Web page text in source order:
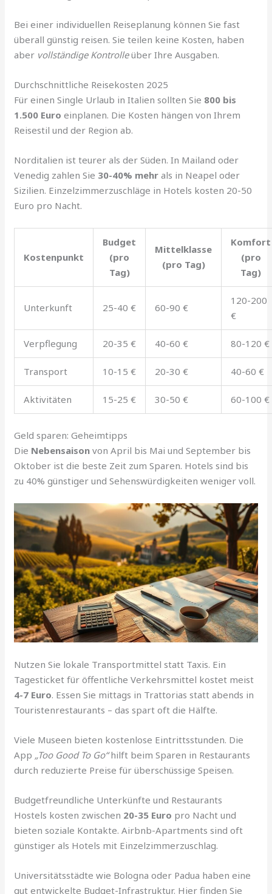
Bei einer individuellen Reiseplanung können Sie fast
überall günstig reisen. Sie teilen keine Kosten, haben
aber vollständige Kontrolleüber Ihre Ausgaben.
Durchschnittliche Reisekosten 2025
Für einen Single Urlaub in Italien sollten Sie 800 bis
1.500 Euro einplanen. Die Kosten hängen von Ihrem
Reisestil und der Region ab.
Norditalien ist teurer als der Süden. In Mailand oder
Venedig zahlen Sie 30-40% mehr als in Neapel oder
Sizilien. Einzelzimmerzuschläge in Hotels kosten 20-50
Euro pro Nacht.
Kostenpunkt
Budget
(pro
Tag)
Mittelklasse
(pro Tag)
Komfort
(pro
Tag)
Unterkunft 25-40 € 60-90 €
120-200
€
Verpflegung 20-35 € 40-60 € 80-120 €
Transport 10-15 € 20-30 € 40-60 €
Aktivitäten 15-25 € 30-50 € 60-100 €
Geld sparen: Geheimtipps
Die Nebensaison von April bis Mai und September bis
Oktober ist die beste Zeit zum Sparen. Hotels sind bis
zu 40% günstiger und Sehenswürdigkeiten weniger voll.
Nutzen Sie lokale Transportmittel statt Taxis. Ein
Tagesticket für öffentliche Verkehrsmittel kostet meist
4-7 Euro. Essen Sie mittags in Trattorias statt abends in
Touristenrestaurants – das spart oft die Hälfte.
Viele Museen bieten kostenlose Eintrittsstunden. Die
App „Too Good To Go“hilft beim Sparen in Restaurants
durch reduzierte Preise für überschüssige Speisen.
Budgetfreundliche Unterkünfte und Restaurants
Hostels kosten zwischen 20-35 Euro pro Nacht und
bieten soziale Kontakte. Airbnb-Apartments sind oft
günstiger als Hotels mit Einzelzimmerzuschlag.
Universitätsstädte wie Bologna oder Padua haben eine
gut entwickelte Budget-Infrastruktur. Hier finden Sie